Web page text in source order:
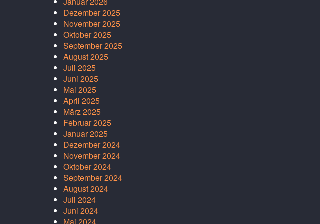
Dezember 2025
November 2025
Oktober 2025
September 2025
August 2025
Juli 2025
Juni 2025
Mai 2025
April 2025
März 2025
Februar 2025
Januar 2025
Dezember 2024
November 2024
Oktober 2024
September 2024
August 2024
Juli 2024
Juni 2024
Mai 2024